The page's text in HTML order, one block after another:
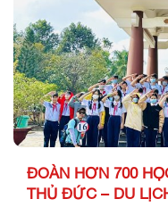
ĐOÀN HƠN 700
THỦ ĐỨC – DU